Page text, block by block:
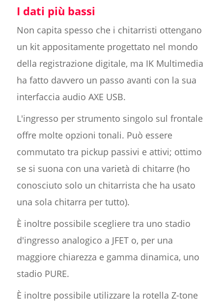
I dati più bassi
Non capita spesso che i chitarristi ottengano
un kit appositamente progettato nel mondo
della registrazione digitale, ma IK Multimedia
ha fatto davvero un passo avanti con la sua
interfaccia audio AXE USB.
L'ingresso per strumento singolo sul frontale
offre molte opzioni tonali. Può essere
commutato tra pickup passivi e attivi; ottimo
se si suona con una varietà di chitarre (ho
conosciuto solo un chitarrista che ha usato
una sola chitarra per tutto).
È inoltre possibile scegliere tra uno stadio
d'ingresso analogico a JFET o, per una
maggiore chiarezza e gamma dinamica, uno
stadio PURE.
È inoltre possibile utilizzare la rotella Z-tone